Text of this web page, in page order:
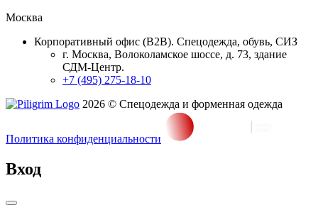
Москва
Корпоративный офис (В2В). Спецодежда, обувь, СИЗ
г. Москва, Волоколамское шоссе, д. 73, здание
СДМ-Центр.
+7 (495) 275-18-10
2026 © Спецодежда и форменная одежда
Политика конфиденциальности
Вход